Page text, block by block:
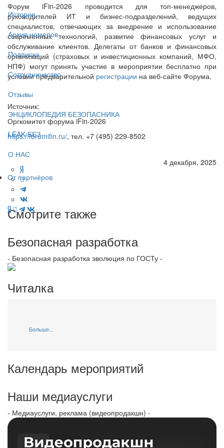
История
Архив номеров
Подписка
Сотрудничество
Отзывы
ЭНЦИКЛОПЕДИЯ БЕЗОПАСНИКА
LEAK-БЕЗ
О НАС
Форум iFin-2026 проводится для топ-менеджеров,
руководителей ИТ и бизнес-подразделений, ведущих
специалистов, отвечающих за внедрение и использование
современных технологий, развитие финансовых услуг и
обслуживание клиентов. Делегаты от банков и финансовых
организаций (страховых и инвестиционных компаний, МФО,
НПФ) могут принять участие в мероприятии бесплатно при
условии предварительной регистрации на веб-сайте Форума.
Источник:
Оргкомитет форума iFin-2026
https://forumifin.ru/, тел. +7 (495) 229-8502
4 декабря, 2025
От партнёров
Смотрите также
Безопасная разработка
- Безопасная разработка эволюция по ГОСТу -
Читалка
Больше...
Календарь мероприятий
Наши медиауслуги
- Медиауслуги, реклама (видеопродакшн) -